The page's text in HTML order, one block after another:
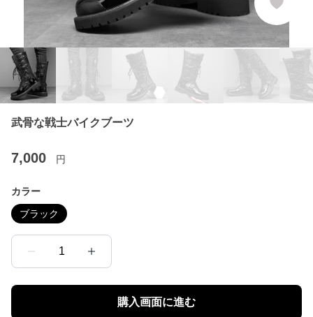
武骨な戦士バイクブーツ
7,000 円
カラー
ブラック
1
購入画面に進む